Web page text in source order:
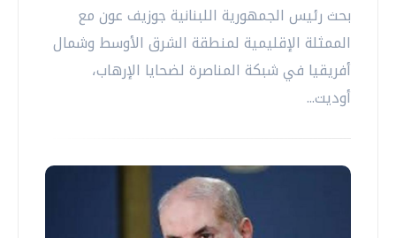
بحث رئيس الجمهورية اللبنانية جوزيف عون مع
الممثلة الإقليمية لمنطقة الشرق الأوسط وشمال
أفريقيا في شبكة المناصرة لضحايا الإرهاب،
أوديت...